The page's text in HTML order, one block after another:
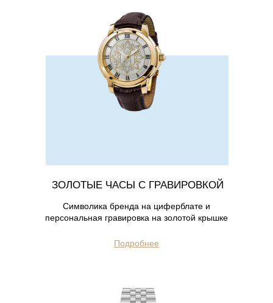
ЗОЛОТЫЕ ЧАСЫ С ГРАВИРОВКОЙ
Символика бренда на циферблате и
персональная гравировка на золотой крышке
Подробнее